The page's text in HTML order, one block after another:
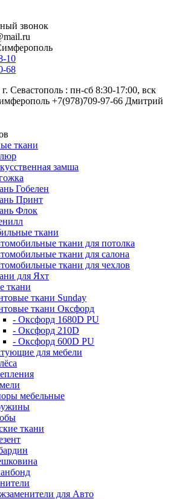
звонок
10
68
Севастополь : пн-сб 8:30-17:00, вск
+7(978)709-97-66 Дмитрий
ткани
замша
Гобелен
Принт
Флок
ткани
ткани для потолка
ткани для салона
ткани для чехлов
для Яхт
ткани
ткани Sunday
ткани Оксфорд
- Оксфорд 1680D PU
- Оксфорд 210D
- Оксфорд 600D PU
для мебели
мебельные
ткани
для Авто